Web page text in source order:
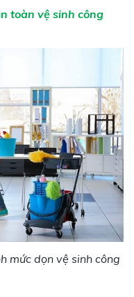
toàn vệ sinh công
mức dọn vệ sinh công